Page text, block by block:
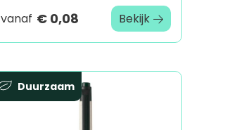
vanaf € 0,08 Bekijk
Duurzaam